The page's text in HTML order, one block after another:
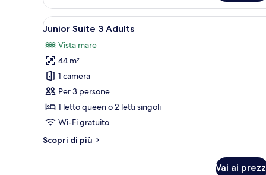
Adult
Apri
tutte
le
foto
per
Junior
Suite
3
Una camera d'hotel con
7
Junior Suite 3 Adults
Vista mare
44 m²
1 camera
Per 3 persone
1 letto queen o 2 letti singoli
Wi-Fi gratuito
Scopri di più
Altri
Vai ai